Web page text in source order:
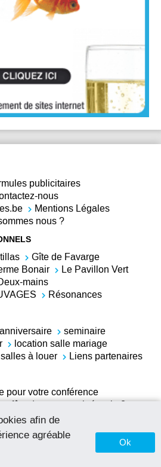
afin de
agréable
Ok
publicitaires
nous
Mentions Légales
nous ?
Gîte de Favarge
Bonair
Le Pavillon Vert
mains
Résonances
anniversaire
seminaire
location salle mariage
salles à louer Liens partenaires
pour votre conférence
fête du personnel réussie ?
de sa grand-mère
pour anniversaire
repas d'équipe et une petite
an